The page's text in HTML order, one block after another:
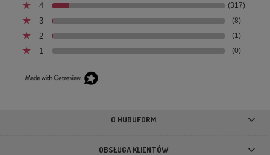
4 (317)
3 (8)
2 (1)
1 (0)
O HUBUFORM
OBSŁUGA KLIENTÓW